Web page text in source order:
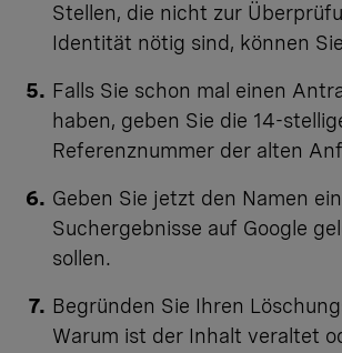
Stellen, die nicht zur
Identität nötig sind, können
Falls Sie schon mal einen
haben, geben Sie die 14-
Referenznummer der alten
Geben Sie jetzt den Namen
Suchergebnisse auf Google
sollen.
Begründen Sie Ihren
Warum ist der Inhalt veraltet